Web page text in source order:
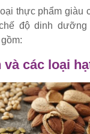
thực phẩm giàu
độ dinh
và các loại